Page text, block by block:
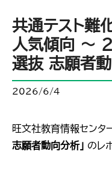
共通テスト難
人気傾向 ～
選抜 志願者
2026/6/4
旺文社教育情報センター
志願者動向分析」 のレ